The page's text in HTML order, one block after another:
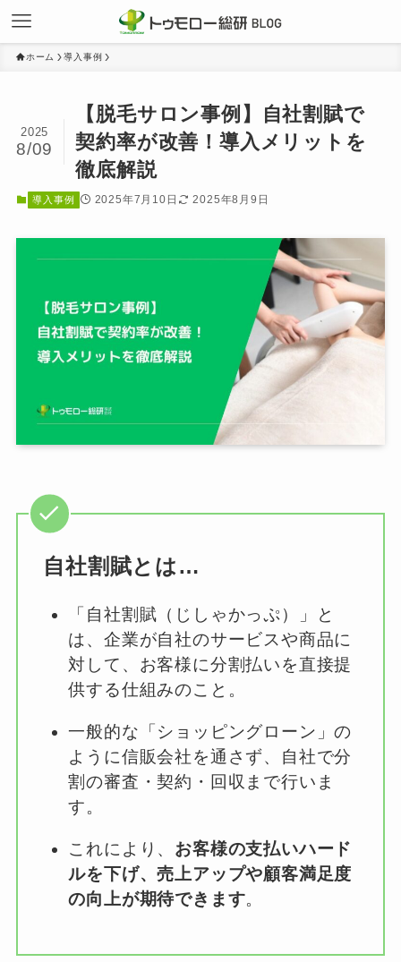
ホーム 導入事例
【脱毛サロン事例】自社割賦で
契約率が改善！導入メリットを
徹底解説
2025
8/09
導入事例 2025年7月10日 2025年8月9日
自社割賦とは…
「自社割賦（じしゃかっぷ）」と
は、企業が自社のサービスや商品に
対して、お客様に分割払いを直接提
供する仕組みのこと。
一般的な「ショッピングローン」の
ように信販会社を通さず、自社で分
割の審査・契約・回収まで行いま
す。
これにより、 お客様の支払いハード
ルを下げ、売上アップや顧客満足度
の向上が期待できます。